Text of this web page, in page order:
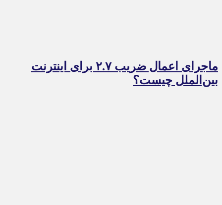
ماجرای اعمال ضریب ۲.۷ برای اینترنت
بین‌الملل چیست؟